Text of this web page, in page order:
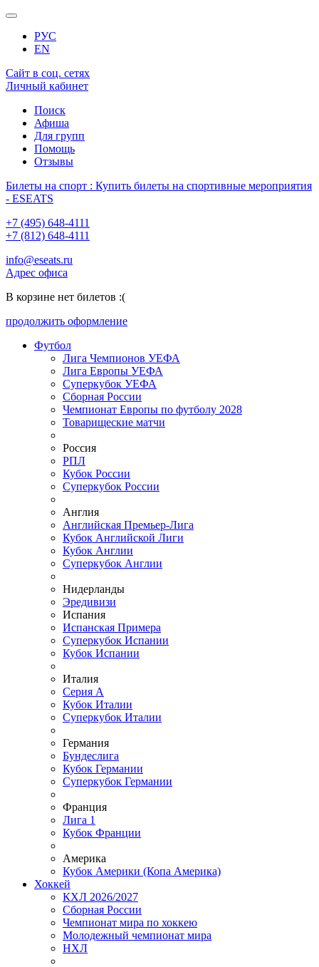
РУС
EN
Сайт в соц. сетях
Личный кабинет
Поиск
Афиша
Для групп
Помощь
Отзывы
Билеты на спорт : Купить билеты на спортивные мероприятия
- ESEATS
+7 (495) 648-4111
+7 (812) 648-4111
info@eseats.ru
Адрес офиса
В корзине нет билетов :(
продолжить оформление
Футбол
Лига Чемпионов УЕФА
Лига Европы УЕФА
Суперкубок УЕФА
Сборная России
Чемпионат Европы по футболу 2028
Товарищеские матчи
Россия
РПЛ
Кубок России
Суперкубок России
Англия
Английская Премьер-Лига
Кубок Английской Лиги
Кубок Англии
Суперкубок Англии
Нидерланды
Эредивизи
Испания
Испанская Примера
Суперкубок Испании
Кубок Испании
Италия
Серия А
Кубок Италии
Суперкубок Италии
Германия
Бундеслига
Кубок Германии
Суперкубок Германии
Франция
Лига 1
Кубок Франции
Америка
Кубок Америки (Копа Америка)
Хоккей
КХЛ 2026/2027
Сборная России
Чемпионат мира по хоккею
Молодежный чемпионат мира
НХЛ